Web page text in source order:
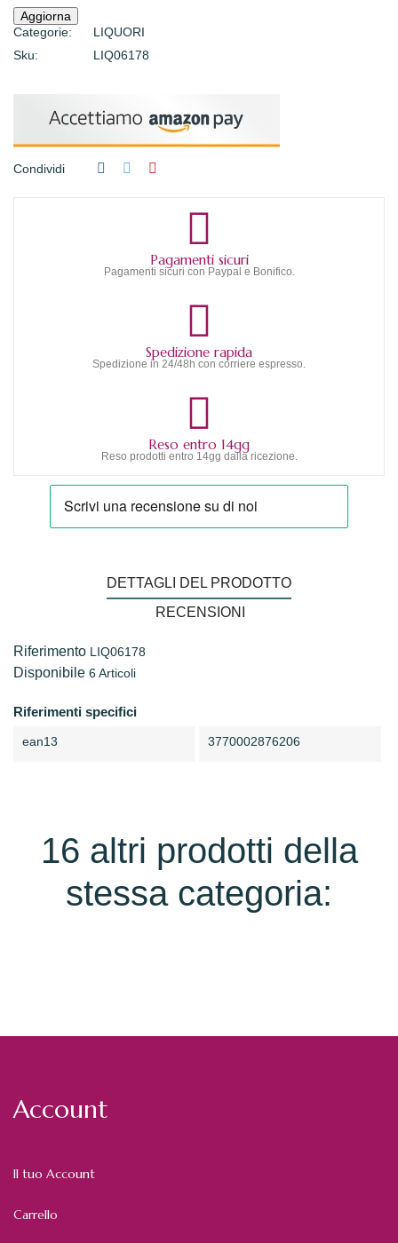
Categorie:
LIQUORI
Sku:
LIQ06178
Condividi
Pagamenti sicuri
Pagamenti sicuri con Paypal e Bonifico.
Spedizione rapida
Spedizione in 24/48h con corriere espresso.
Reso entro 14gg
Reso prodotti entro 14gg dalla ricezione.
DETTAGLI DEL PRODOTTO
RECENSIONI
Riferimento LIQ06178
Disponibile 6 Articoli
Riferimenti specifici
ean13 3770002876206
16 altri prodotti della
stessa categoria:
Account
Il tuo Account
Carrello